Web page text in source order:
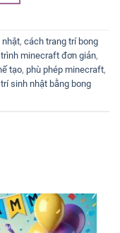
nhật, cách trang trí bong
minecraft đơn giản,
tạo, phù phép minecraft,
sinh nhật bằng bong